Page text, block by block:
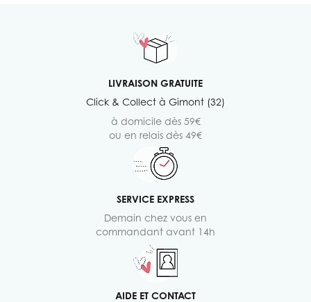
LIVRAISON GRATUITE
Click & Collect à Gimont (32)
à domicile dès 59€
ou en relais dès 49€
SERVICE EXPRESS
Demain chez vous en
commandant avant 14h
AIDE ET CONTACT